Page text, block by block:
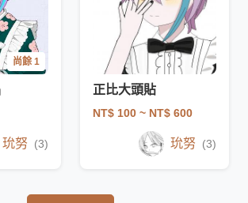
尚餘 1
玧努 (3)
正比大頭貼
NT$ 100 ~ NT$ 600
玧努 (3)